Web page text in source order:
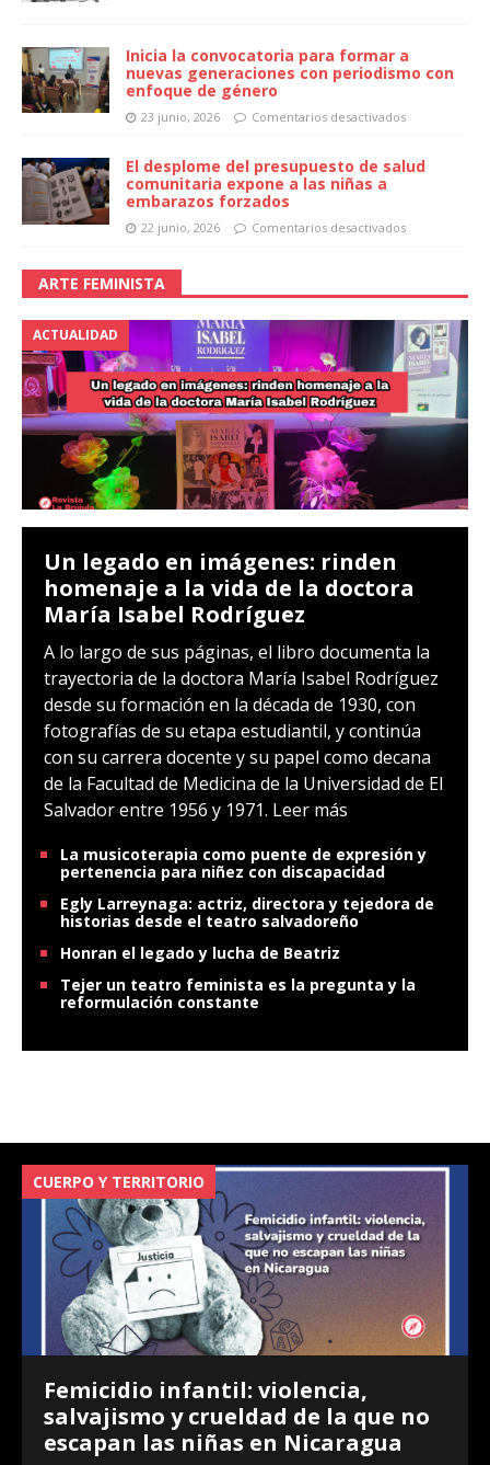
Inicia la convocatoria para formar a
nuevas generaciones con periodismo con
enfoque de género
23 junio, 2026 Comentarios desactivados
El desplome del presupuesto de salud
comunitaria expone a las niñas a
embarazos forzados
22 junio, 2026 Comentarios desactivados
ARTE FEMINISTA
ACTUALIDAD
Un legado en imágenes: rinden
homenaje a la vida de la doctora
María Isabel Rodríguez
A lo largo de sus páginas, el libro documenta la
trayectoria de la doctora María Isabel Rodríguez
desde su formación en la década de 1930, con
fotografías de su etapa estudiantil, y continúa
con su carrera docente y su papel como decana
de la Facultad de Medicina de la Universidad de El
Salvador entre 1956 y 1971. Leer más
La musicoterapia como puente de expresión y
pertenencia para niñez con discapacidad
Egly Larreynaga: actriz, directora y tejedora de
historias desde el teatro salvadoreño
Honran el legado y lucha de Beatriz
Tejer un teatro feminista es la pregunta y la
reformulación constante
CUERPO Y TERRITORIO
Femicidio infantil: violencia,
salvajismo y crueldad de la que no
escapan las niñas en Nicaragua